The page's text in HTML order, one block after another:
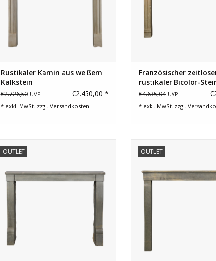
Rustikaler Kamin aus weißem
Kalkstein
€2.726,50 UVP €2.450,00 *
* exkl. MwSt. zzgl. Versandkosten
Französischer
rustikaler Bicolor-
€4.635,04 UVP
* exkl. MwSt. zzgl.
OUTLETfür ein tolles Budget. Kleine
an der Tafel.
ZUM WARENKORB HINZUFÜGEN
OUTLET
für eine originelle
ZUM WARENKORB